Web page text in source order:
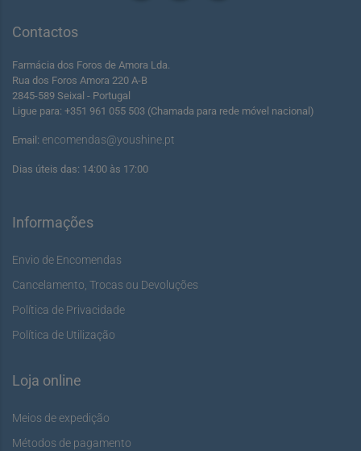
Contactos
Farmácia dos Foros de Amora Lda.
Rua dos Foros Amora 220 A-B
2845-589 Seixal - Portugal
Ligue para: +351 961 055 503 (Chamada para rede móvel nacional)
Email: encomendas@youshine.pt
Dias úteis das: 14:00 às 17:00
Informações
Envio de Encomendas
Cancelamento, Trocas ou Devoluções
Política de Privacidade
Política de Utilização
Loja online
Meios de expedição
Métodos de pagamento